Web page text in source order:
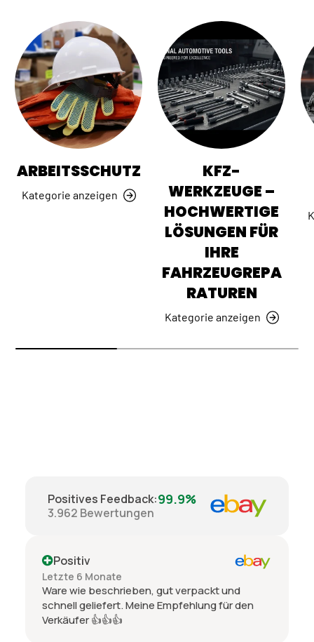
ARBEITSSCHUTZ
Kategorie anzeigen
KFZ-
WERKZEUGE –
HOCHWERTIGE
LÖSUNGEN FÜR
IHRE
FAHRZEUGREPA
RATUREN
Kategorie anzeigen
Positives Feedback:99.9%
3.962 Bewertungen
Positiv
Letzte 6 Monate
Ware wie beschrieben, gut verpackt und
schnell geliefert. Meine Empfehlung für den
Verkäufer 👍👍👍